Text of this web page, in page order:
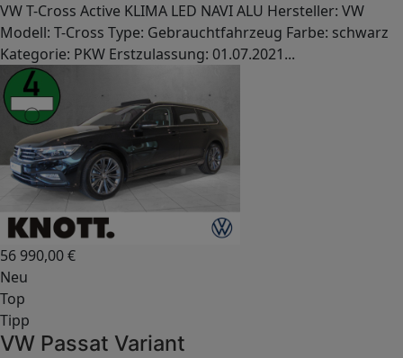
VW T-Cross Active KLIMA LED NAVI ALU Hersteller: VW
Modell: T-Cross Type: Gebrauchtfahrzeug Farbe: schwarz
Kategorie: PKW Erstzulassung: 01.07.2021...
56 990,00€
Neu
Top
Tipp
VW Passat Variant